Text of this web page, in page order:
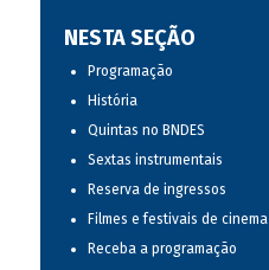
NESTA SEÇÃO
Programação
História
Quintas no BNDES
Sextas instrumentais
Reserva de ingressos
Filmes e festivais de cinema
Receba a programação